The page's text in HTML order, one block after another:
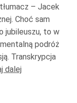
– Jacek
Choć sam
jubileuszu, to w
podróż
Transkrypcja
dalej